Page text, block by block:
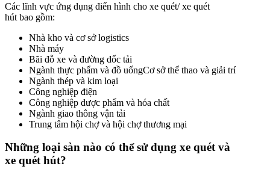
Các lĩnh vực ứng dụng điển hình cho xe quét/ xe quét
hút bao gồm:
Nhà kho và cơ sở logistics
Nhà máy
Bãi đỗ xe và đường dốc tải
Ngành thực phẩm và đồ uốngCơ sở thể thao và giải trí
Ngành thép và kim loại
Công nghiệp điện
Công nghiệp dược phẩm và hóa chất
Ngành giao thông vận tải
Trung tâm hội chợ và hội chợ thương mại
Những loại sàn nào có thể sử dụng xe quét và
xe quét hút?